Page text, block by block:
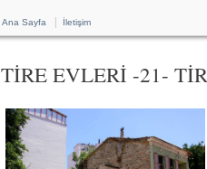
Ana Sayfa İletişim
TİRE EVLERİ -21-